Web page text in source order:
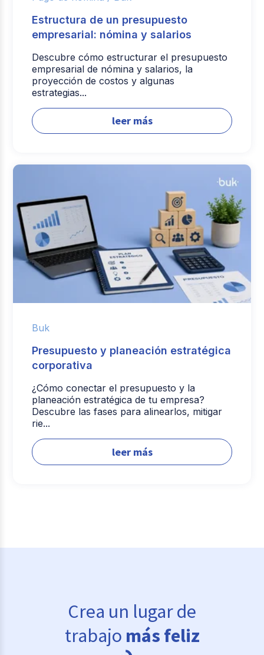
Estructura de un presupuesto
empresarial: nómina y salarios
Descubre cómo estructurar el presupuesto
empresarial de nómina y salarios, la
proyección de costos y algunas
estrategias...
leer más
Buk
Presupuesto y planeación estratégica
corporativa
¿Cómo conectar el presupuesto y la
planeación estratégica de tu empresa?
Descubre las fases para alinearlos, mitigar
rie...
leer más
Crea un lugar de
trabajo más feliz